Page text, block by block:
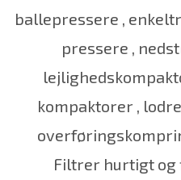
ballepressere ,
pressere ,
kompaktorer ,
Filtrer hurtigt og